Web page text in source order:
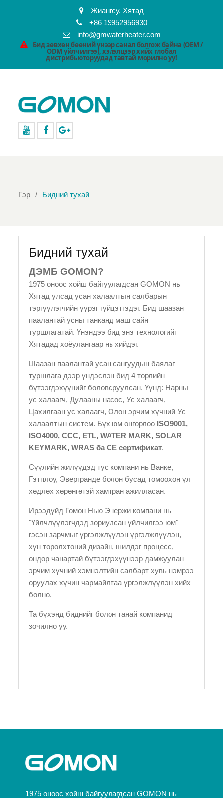
Жиангсу, Хятад
+86 19952956930
info@gmwaterheater.com
Бид зөвхөн бөөний үнээр санал болгож байна (OEM /
ODM үйлчилгээ), хэлэлцээр хийх глобал
дистрибьюторуудад тавтай морилно уу!
Гэр Бидний тухай
Бидний тухай
ДЭМБ GOMON?
1975 оноос хойш байгуулагдсан GOMON нь
Хятад улсад усан халаалтын салбарын
тэргүүлэгчийн үүрэг гүйцэтгэдэг. Бид шаазан
паалантай усны танканд маш сайн
туршлагатай. Үнэндээ бид энэ технологийг
Хятадад хоёулангаар нь хийдэг.
Шаазан паалантай усан сангуудын баялаг
туршлага дээр үндэслэн бид 4 төрлийн
бүтээгдэхүүнийг боловсруулсан. Үүнд: Нарны
ус халаагч, Дулааны насос, Ус халаагч,
Цахилгаан ус халаагч, Олон эрчим хүчний Ус
халаалтын систем. Бүх юм өнгөрлөө ISO9001,
ISO4000, CCC, ETL, WATER MARK, SOLAR
KEYMARK, WRAS ба CE сертификат.
Сүүлийн жилүүдэд тус компани нь Ванке,
Гэтплоу, Эвергранде болон бусад томоохон үл
хөдлөх хөрөнгөтэй хамтран ажилласан.
Ирээдүйд Гомон Нью Энержи компани нь
"Үйлчлүүлэгчдэд зориулсан үйлчилгээ юм"
гэсэн зарчмыг үргэлжлүүлэн үргэлжлүүлэн,
хүн төрөлхтөний дизайн, шилдэг процесс,
өндөр чанартай бүтээгдэхүүнээр дамжуулан
эрчим хүчний хэмнэлтийн салбарт хувь нэмрээ
оруулах хүчин чармайлтаа үргэлжлүүлэн хийх
болно.
Та бүхэнд биднийг болон танай компанид
зочилно уу.
1975 оноос хойш байгуулагдсан GOMON нь